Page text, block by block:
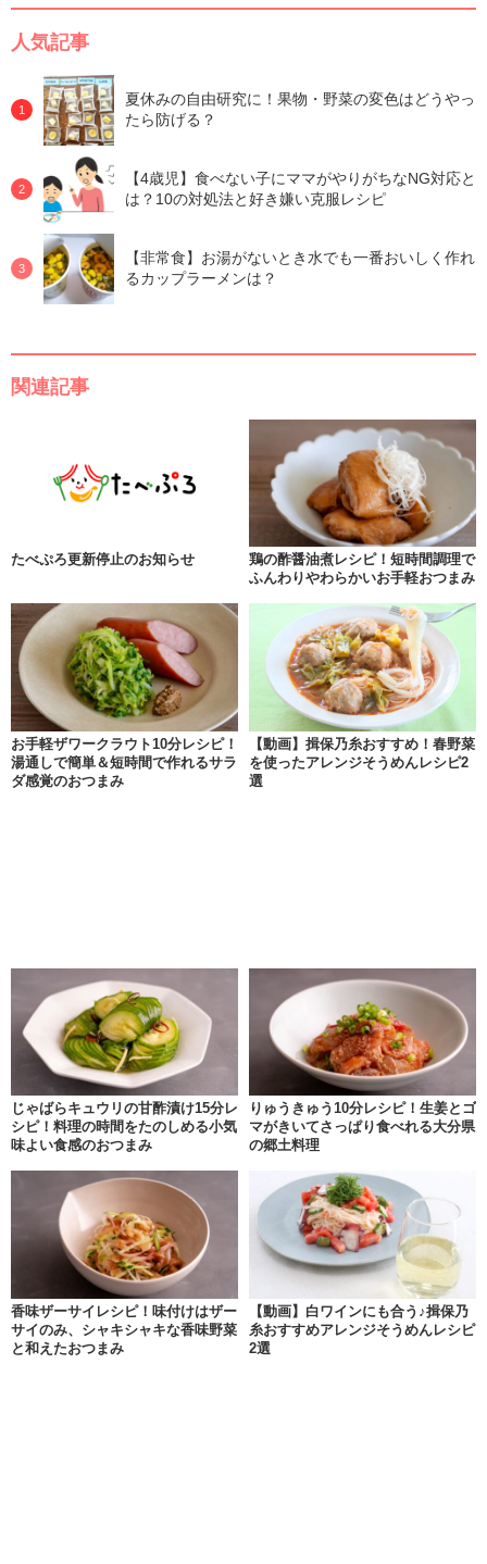
人気記事
夏休みの自由研究に！果物・野菜の変色はどうやっ
たら防げる？
【4歳児】食べない子にママがやりがちなNG対応と
は？10の対処法と好き嫌い克服レシピ
【非常食】お湯がないとき水でも一番おいしく作れ
るカップラーメンは？
関連記事
たべぷろ更新停止のお知らせ
鶏の酢醤油煮レシピ！短時間調理で
ふんわりやわらかいお手軽おつまみ
お手軽ザワークラウト10分レシピ！
湯通しで簡単＆短時間で作れるサラ
ダ感覚のおつまみ
【動画】揖保乃糸おすすめ！春野菜
を使ったアレンジそうめんレシピ2
選
じゃばらキュウリの甘酢漬け15分レ
シピ！料理の時間をたのしめる小気
味よい食感のおつまみ
りゅうきゅう10分レシピ！生姜とゴ
マがきいてさっぱり食べれる大分県
の郷土料理
香味ザーサイレシピ！味付けはザー
サイのみ、シャキシャキな香味野菜
と和えたおつまみ
【動画】白ワインにも合う♪揖保乃
糸おすすめアレンジそうめんレシピ
2選